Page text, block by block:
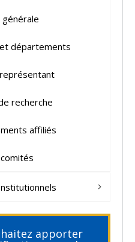
départements
recherche
affiliés
apporter